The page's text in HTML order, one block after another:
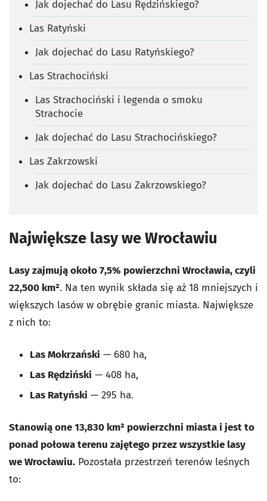
Jak dojechać do Lasu Rędzińskiego?
Las Ratyński
Jak dojechać do Lasu Ratyńskiego?
Las Strachociński
Las Strachociński i legenda o smoku
Strachocie
Jak dojechać do Lasu Strachocińskiego?
Las Zakrzowski
Jak dojechać do Lasu Zakrzowskiego?
Największe lasy we Wrocławiu
Lasy zajmują około 7,5% powierzchni Wrocławia, czyli
22,500 km². Na ten wynik składa się aż 18 mniejszych i
większych lasów w obrębie granic miasta. Największe
z nich to:
Las Mokrzański — 680 ha,
Las Rędziński — 408 ha,
Las Ratyński — 295 ha.
Stanowią one 13,830 km² powierzchni miasta i jest to
ponad połowa terenu zajętego przez wszystkie lasy
we Wrocławiu. Pozostała przestrzeń terenów leśnych
to: